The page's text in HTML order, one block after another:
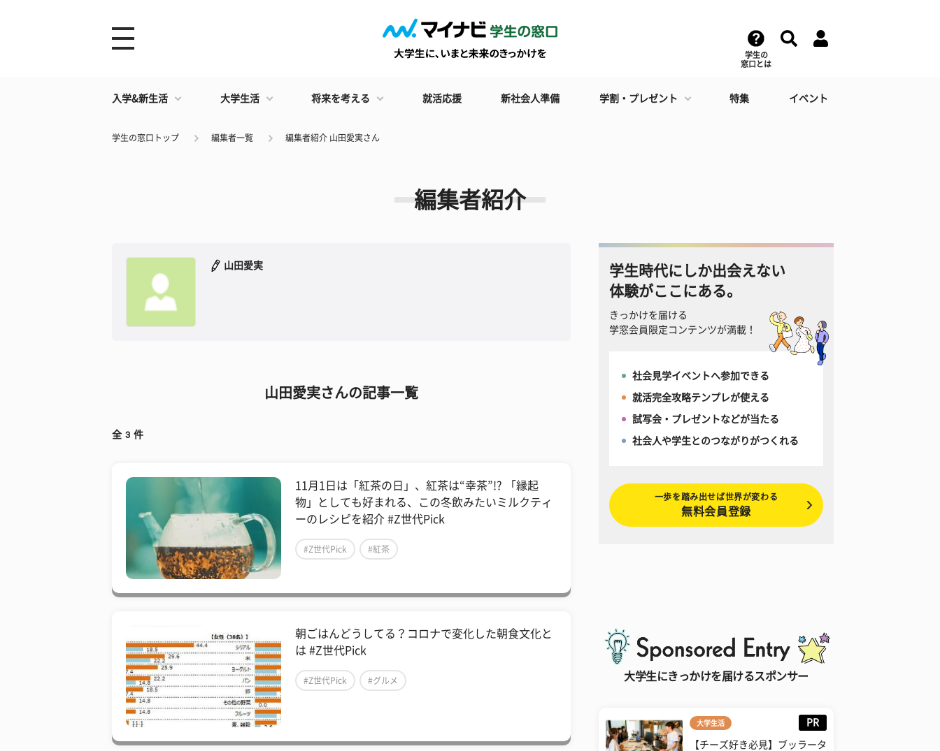
学生の
窓口とは
入学&新生活 大学生活 将来を考える 就活応援 新社会人準備 学割・プレゼント 特集 イベント
学生の窓口トップ 編集者一覧 編集者紹介 山田愛実さん
編集者紹介
山田愛実
山田愛実さんの記事一覧
全 3 件
11月1日は「紅茶の日」、紅茶は“幸茶”!? 「縁起
物」としても好まれる、この冬飲みたいミルクティ
ーのレシピを紹介 #Z世代Pick
#Z世代Pick #紅茶
朝ごはんどうしてる？コロナで変化した朝食文化と
は #Z世代Pick
#Z世代Pick #グルメ
学生時代にしか出会えない
体験がここにある。
きっかけを届ける
学窓会員限定コンテンツが満載！
社会見学イベントへ参加できる
就活完全攻略テンプレが使える
試写会・プレゼントなどが当たる
社会人や学生とのつながりがつくれる
一歩を踏み出せば世界が変わる
無料会員登録
大学生にきっかけを届けるスポンサー
大学生活 PR
【チーズ好き必見】ブッラータ